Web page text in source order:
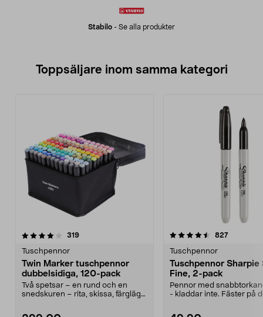
Stabilo - Se alla produkter
Toppsäljare inom samma kategori
319recensioner
Tuschpennor
Twin Marker tuschpennor
dubbelsidiga, 120-pack
Två spetsar – en rund och en
snedskuren – rita, skissa, färglägg.
4.5 av 5 stjärnor 827
Tuschpennor
Tuschpennor Sharpie
Fine, 2-pack
Pennor med
- kladdar inte. Fäster på
4.5 av 5 stjärnor